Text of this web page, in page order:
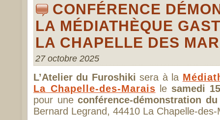
CONFÉRENCE
LA MÉDIATHÈQUE
LA CHAPELLE DES
27 octobre 2025
L’Atelier du Furoshiki sera à la
La Chapelle-des-Marais le samedi
pour uneconférence-démonstration
Bernard Legrand, 44410 La Chapelle-des-